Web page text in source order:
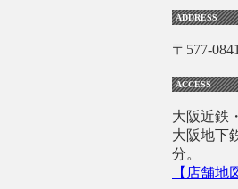
ADDRESS
〒577-
ACCESS
大阪近鉄
大阪地下
分。
【店舗地